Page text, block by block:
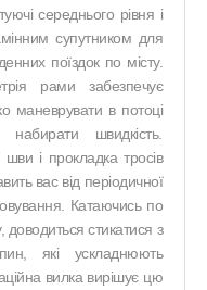
середнього рівня і
супутником для
поїздок по місту.
рами забезпечує
маневрувати в потоці
швидкість.
і прокладка тросів
вас від періодичної
Катаючись по
стикатися з
які ускладнюють
вилка вирішує цю